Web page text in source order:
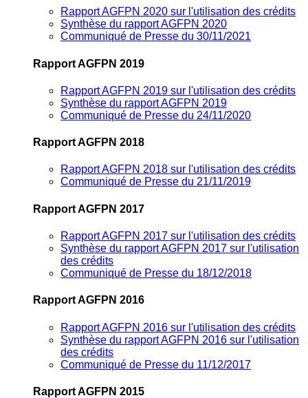
Rapport AGFPN 2020 sur l'utilisation des crédits
Synthèse du rapport AGFPN 2020
Communiqué de Presse du 30/11/2021
Rapport AGFPN 2019
Rapport AGFPN 2019 sur l'utilisation des crédits
Synthèse du rapport AGFPN 2019
Communiqué de Presse du 24/11/2020
Rapport AGFPN 2018
Rapport AGFPN 2018 sur l'utilisation des crédits
Communiqué de Presse du 21/11/2019
Rapport AGFPN 2017
Rapport AGFPN 2017 sur l'utilisation des crédits
Synthèse du rapport AGFPN 2017 sur l'utilisation
des crédits
Communiqué de Presse du 18/12/2018
Rapport AGFPN 2016
Rapport AGFPN 2016 sur l'utilisation des crédits
Synthèse du rapport AGFPN 2016 sur l'utilisation
des crédits
Communiqué de Presse du 11/12/2017
Rapport AGFPN 2015